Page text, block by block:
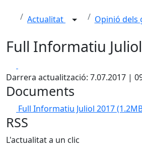
Actualitat Opinió dels
Full Informatiu
Darrera actualització: 7.07.2017 |
Documents
Full Informatiu Juliol 2017
RSS
L'actualitat a un clic